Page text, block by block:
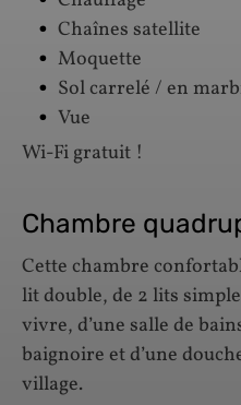
Chaînes satellite
Moquette
Sol carrelé / en
Vue
Wi-Fi gratuit !
Chambre
Cette chambre
lit double, de 2 lits
vivre, d’une salle de
baignoire et d’une
village.